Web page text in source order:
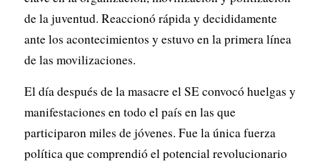
de la juventud. Reaccionó rápida y decididamente
ante los acontecimientos y estuvo en la primera línea
de las movilizaciones.
El día después de la masacre el SE convocó huelgas y
manifestaciones en todo el país en las que
participaron miles de jóvenes. Fue la única fuerza
política que comprendió el potencial revolucionario